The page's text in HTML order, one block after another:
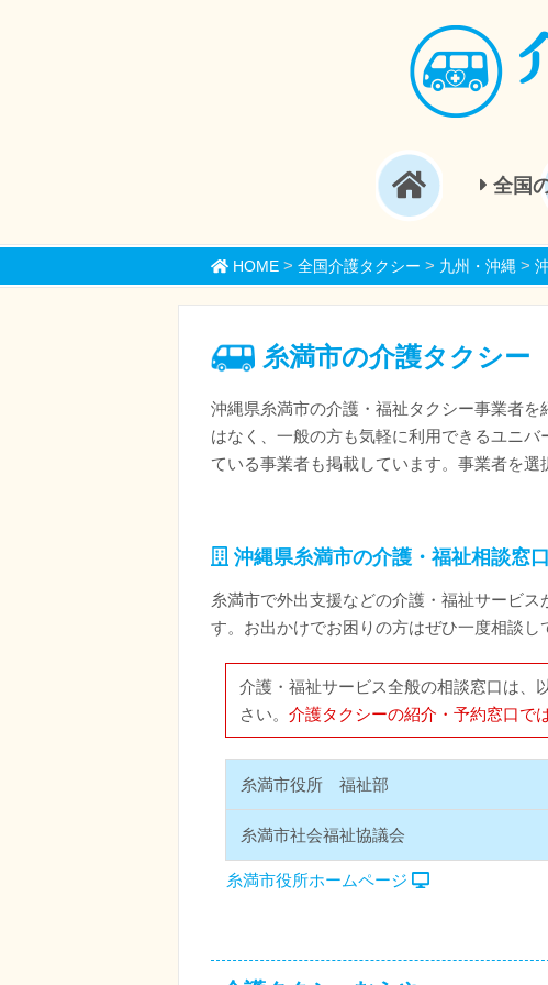
全国
HOME> 全国介護タクシー > 九州・沖縄 >
糸満市の介護タクシー
沖縄県糸満市の介護・福祉タクシー事業者
はなく、一般の方も気軽に利用できるユニ
ている事業者も掲載しています。事業者を選
沖縄県糸満市の介護・福祉相談窓口
糸満市で外出支援などの介護・福祉サービ
す。お出かけでお困りの方はぜひ一度相談し
介護・福祉サービス全般の相談窓口は、
さい。 介護タクシーの紹介・予約窓口で
糸満市役所 福祉部
糸満市社会福祉協議会
糸満市役所ホームページ